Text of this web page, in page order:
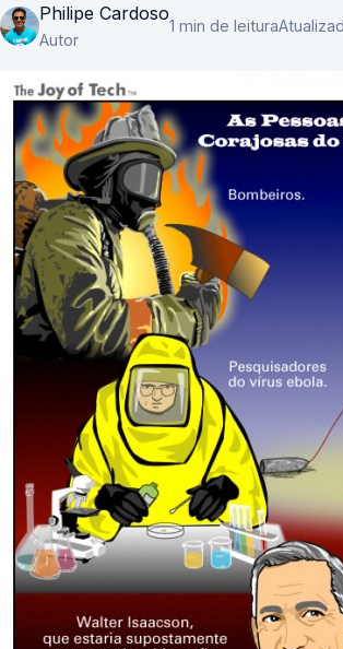
Philipe Cardoso
Autor
1 min de leitura